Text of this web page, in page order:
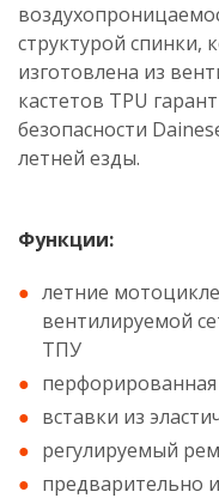
структурой спинки,
изготовлена из
кастетов TPU
безопасности
летней езды.
Функции:
летние
вентилируемой
ТПУ
перфорированная
вставки из
регулируемый
предварительно